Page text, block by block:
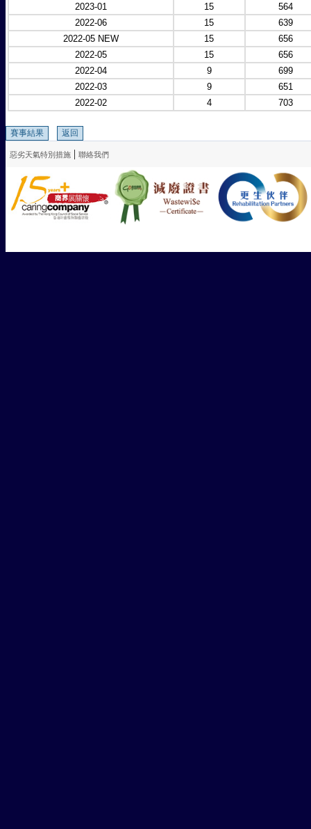
2023-01
15
564
2022-06
15
639
2022-05 NEW
15
656
2022-05
15
656
2022-04
9
699
2022-03
9
651
2022-02
4 703